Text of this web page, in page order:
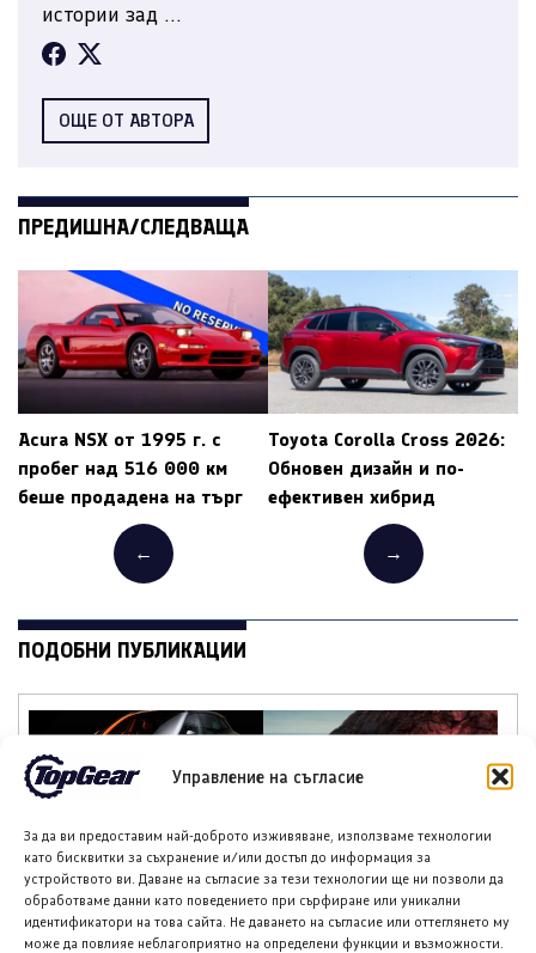
Управление на съгласие
За да ви предоставим най-доброто изживяване, използваме технологии
като бисквитки за съхранение и/или достъп до информация за
устройството ви. Даване на съгласие за тези технологии ще ни позволи да
обработваме данни като поведението при сърфиране или уникални
идентификатори на това сайта. Не даването на съгласие или оттеглянето му
може да повлияе неблагоприятно на определени функции и възможности.
истории зад ...
ОЩЕ ОТ АВТОРА
ПРЕДИШНА/СЛЕДВАЩА
Acura NSX от 1995 г. с
пробег над 516 000 км
беше продадена на търг
←
Toyota Corolla Cross 2026:
Обновен дизайн и по-
ефективен хибрид
→
ПОДОБНИ ПУБЛИКАЦИИ
Зийкр 7X Black Nova,
лимитирана серия от
200 бройки
Луксийд RX: Новият
китайски кросоувър с
585 к.с. и облик,
вдъхновен от Ферари